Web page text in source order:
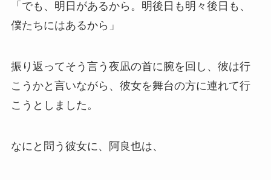
「でも、明日があるから。明後日も明々後日も、
僕たちにはあるから」
振り返ってそう言う夜凪の首に腕を回し、彼は行
こうかと言いながら、彼女を舞台の方に連れて行
こうとしました。
なにと問う彼女に、阿良也は、